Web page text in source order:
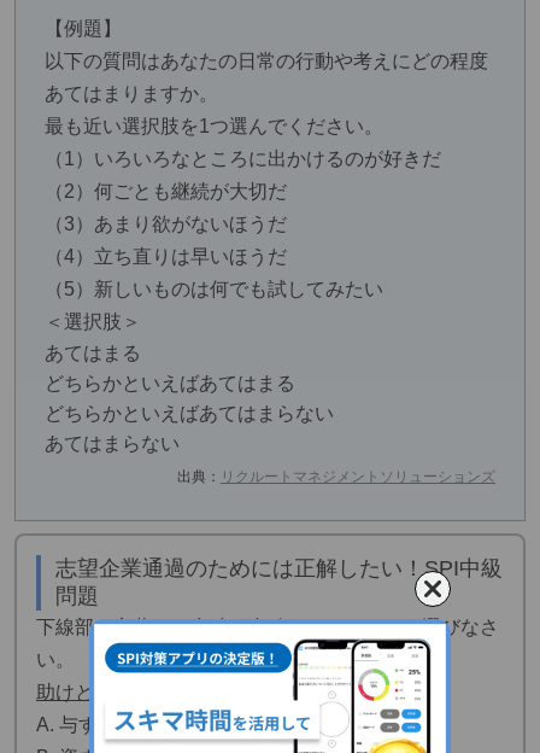
【例題】
以下の質問はあなたの日常の行動や考えにどの程度
あてはまりますか。
最も近い選択肢を1つ選んでください。
（1）いろいろなところに出かけるのが好きだ
（2）何ごとも継続が大切だ
（3）あまり欲がないほうだ
（4）立ち直りは早いほうだ
（5）新しいものは何でも試してみたい
＜選択肢＞
あてはまる
どちらかといえばあてはまる
どちらかといえばあてはまらない
あてはまらない
出典： リクルートマネジメントソリューションズ
志望企業通過のためには正解したい！SPI中級
問題
下線部の言葉と、意味が合致するものを１つ選びなさ
い。
助けとなることや役に立つこと
A. 与する